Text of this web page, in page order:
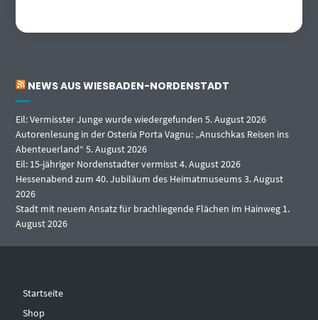
NEWS AUS WIESBADEN-NORDENSTADT
Eil: Vermisster Junge wurde wiedergefunden 5. August 2026
Autorenlesung in der Osteria Porta Vagnu: „Anuschkas Reisen ins
Abenteuerland“ 5. August 2026
Eil: 15-jähriger Nordenstadter vermisst4. August 2026
Hessenabend zum 40. Jubiläum des Heimatmuseums3. August
2026
Stadt mit neuem Ansatz für brachliegende Flächen im Hainweg 1.
August 2026
Startseite
Shop